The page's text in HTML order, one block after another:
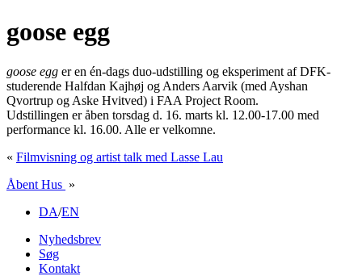
goose egg
goose egg er en én-dags duo-udstilling og eksperiment af DFK-
studerende Halfdan Kajhøj og Anders Aarvik (med Ayshan
Qvortrup og Aske Hvitved) i FAA Project Room.
Udstillingen er åben torsdag d. 16. marts kl. 12.00-17.00 med
performance kl. 16.00. Alle er velkomne.
« Filmvisning og artist talk med Lasse Lau
Åbent Hus »
DA/EN
Nyhedsbrev
Søg
Kontakt